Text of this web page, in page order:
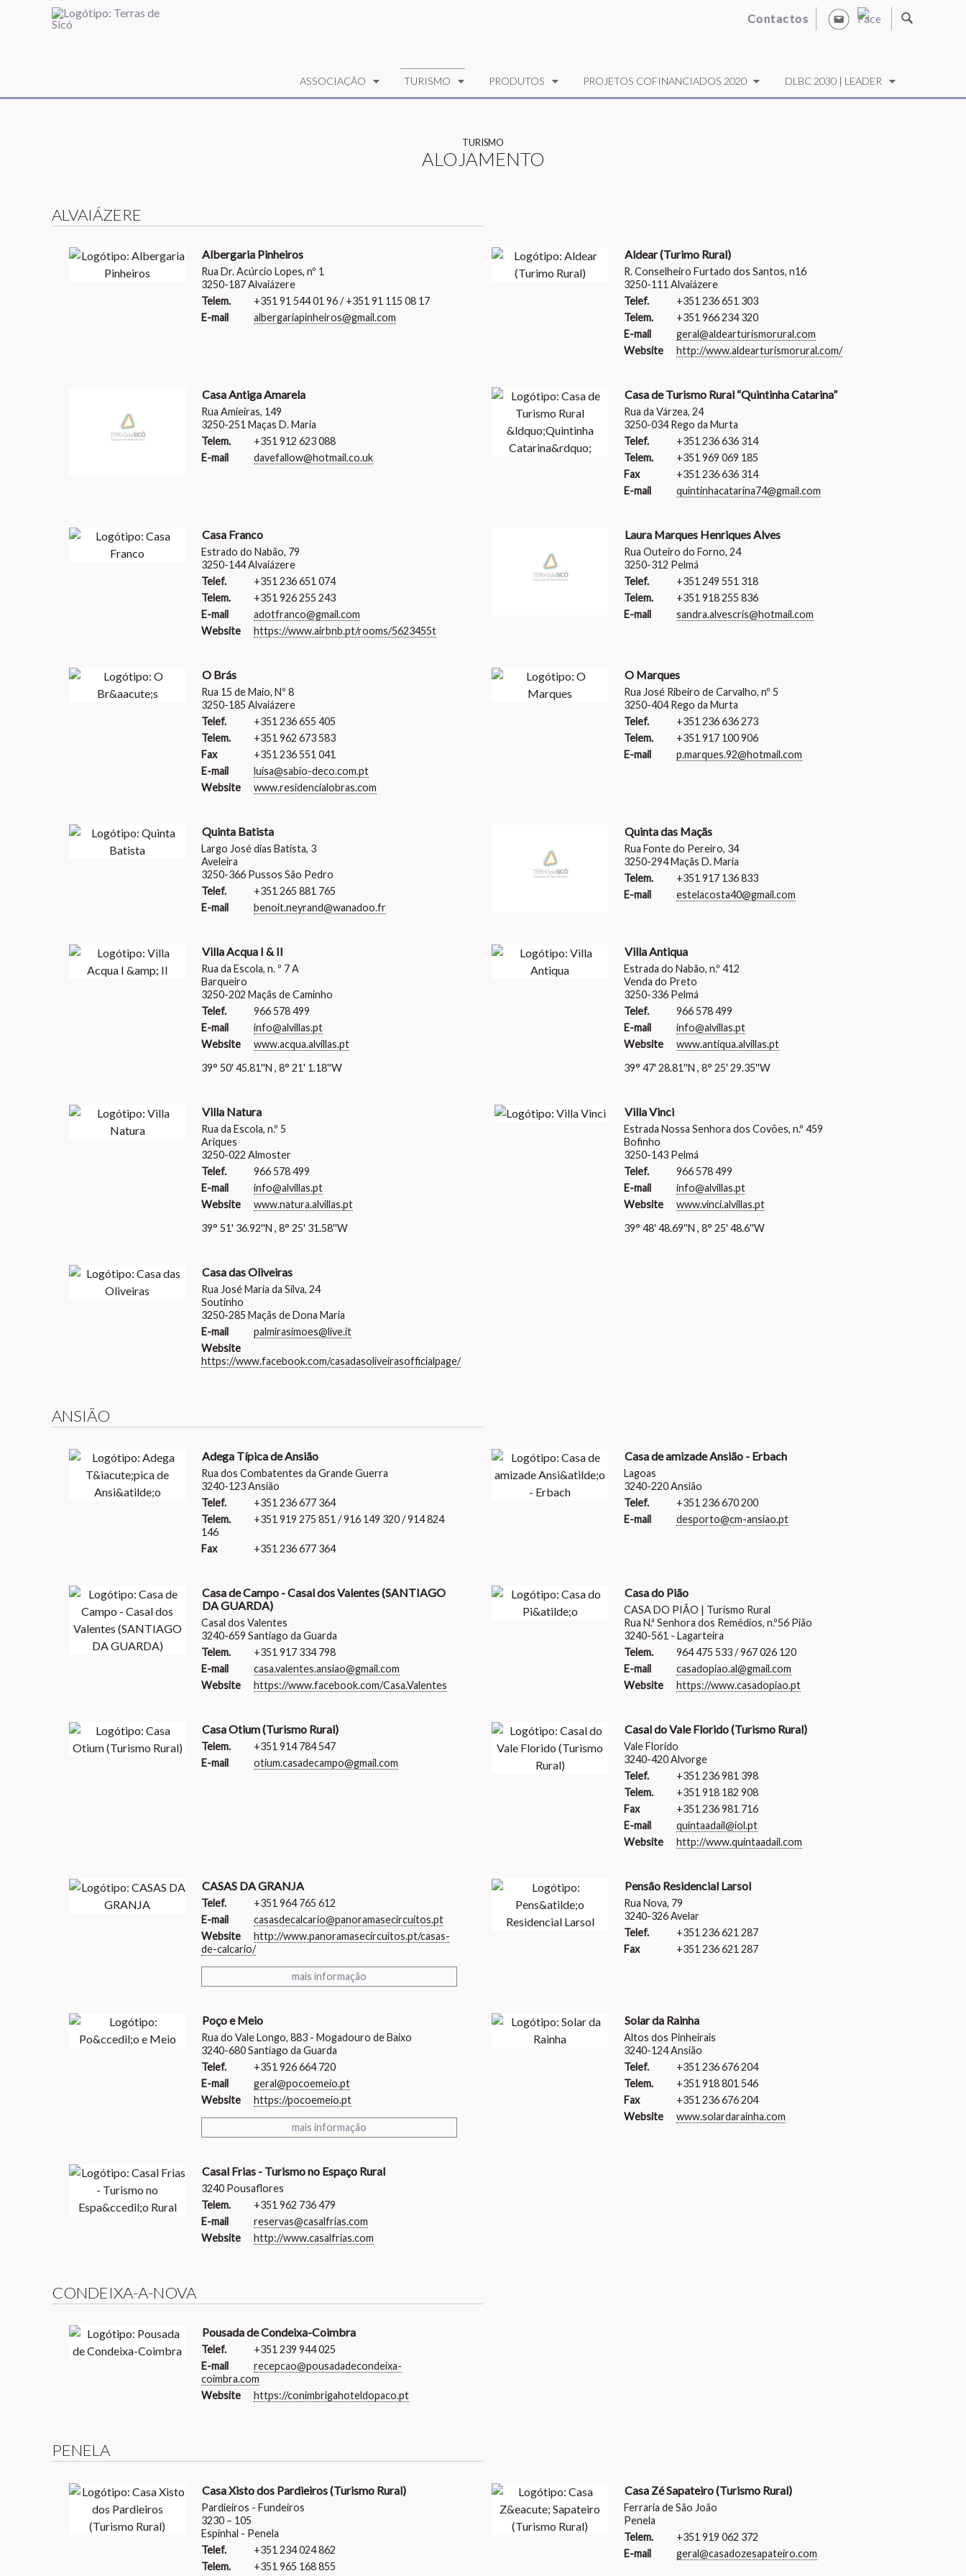
Contactos
ASSOCIAÇÃO TURISMO PRODUTOS PROJETOS COFINANCIADOS 2020 DLBC 2030 | LEADER
TURISMO
ALOJAMENTO
ALVAIÁZERE
Albergaria Pinheiros
Rua Dr. Acúrcio Lopes, nº 1
3250-187 Alvaiázere
Telem.
+351 91 544 01 96 / +351 91 115 08 17
E-mail
albergariapinheiros@gmail.com
Aldear (Turimo Rural)
R. Conselheiro Furtado dos Santos, n16
3250-111 Alvaiázere
Telef.
+351 236 651 303
Telem.
+351 966 234 320
E-mail
geral@aldearturismorural.com
Website
http://www.aldearturismorural.com/
Casa Antiga Amarela
Rua Amieiras, 149
3250-251 Maças D. Maria
Telem.
+351 912 623 088
E-mail
davefallow@hotmail.co.uk
Casa de Turismo Rural “Quintinha Catarina”
Rua da Várzea, 24
3250-034 Rego da Murta
Telef.
+351 236 636 314
Telem.
+351 969 069 185
Fax
+351 236 636 314
E-mail
quintinhacatarina74@gmail.com
Casa Franco
Estrado do Nabão, 79
3250-144 Alvaiázere
Telef.
+351 236 651 074
Telem.
+351 926 255 243
E-mail
adotfranco@gmail.com
Website
https://www.airbnb.pt/rooms/5623455t
Laura Marques Henriques Alves
Rua Outeiro do Forno, 24
3250-312 Pelmá
Telef.
+351 249 551 318
Telem.
+351 918 255 836
E-mail
sandra.alvescris@hotmail.com
O Brás
Rua 15 de Maio, Nº 8
3250-185 Alvaiázere
Telef.
+351 236 655 405
Telem.
+351 962 673 583
Fax
+351 236 551 041
E-mail
luisa@sabio-deco.com.pt
Website
www.residencialobras.com
O Marques
Rua José Ribeiro de Carvalho, nº 5
3250-404 Rego da Murta
Telef.
+351 236 636 273
Telem.
+351 917 100 906
E-mail
p.marques.92@hotmail.com
Quinta Batista
Largo José dias Batista, 3
Aveleira
3250-366 Pussos São Pedro
Telef.
+351 265 881 765
E-mail
benoit.neyrand@wanadoo.fr
Quinta das Maçãs
Rua Fonte do Pereiro, 34
3250-294 Maçãs D. Maria
Telem.
+351 917 136 833
E-mail
estelacosta40@gmail.com
Villa Acqua I & II
Rua da Escola, n. º 7 A
Barqueiro
3250-202 Maçãs de Caminho
Telef.
966 578 499
E-mail
info@alvillas.pt
Website
www.acqua.alvillas.pt
39° 50' 45.81''N , 8° 21' 1.18''W
Villa Antiqua
Estrada do Nabão, n.º 412
Venda do Preto
3250-336 Pelmá
Telef.
966 578 499
E-mail
info@alvillas.pt
Website
www.antiqua.alvillas.pt
39° 47' 28.81''N , 8° 25' 29.35''W
Villa Natura
Rua da Escola, n.º 5
Ariques
3250-022 Almoster
Telef.
966 578 499
E-mail
info@alvillas.pt
Website
www.natura.alvillas.pt
39° 51' 36.92''N , 8° 25' 31.58''W
Villa Vinci
Estrada Nossa Senhora dos Covões, n.º 459
Bofinho
3250-143 Pelmá
Telef.
966 578 499
E-mail
info@alvillas.pt
Website
www.vinci.alvillas.pt
39° 48' 48.69''N , 8° 25' 48.6''W
Casa das Oliveiras
Rua José Maria da Silva, 24
Soutinho
3250-285 Maçãs de Dona Maria
E-mail
palmirasimoes@live.it
Website
https://www.facebook.com/casadasoliveirasofficialpage/
ANSIÃO
Adega Típica de Ansião
Rua dos Combatentes da Grande Guerra
3240-123 Ansião
Telef.
+351 236 677 364
Telem.
+351 919 275 851 / 916 149 320 / 914 824
146
Fax
+351 236 677 364
Casa de amizade Ansião - Erbach
Lagoas
3240-220 Ansião
Telef.
+351 236 670 200
E-mail
desporto@cm-ansiao.pt
Casa de Campo - Casal dos Valentes (SANTIAGO
DA GUARDA)
Casal dos Valentes
3240-659 Santiago da Guarda
Telem.
+351 917 334 798
E-mail
casa.valentes.ansiao@gmail.com
Website
https://www.facebook.com/Casa.Valentes
Casa do Pião
CASA DO PIÃO | Turismo Rural
Rua N.ª Senhora dos Remédios, n.º56 Pião
3240-561 - Lagarteira
Telem.
964 475 533 / 967 026 120
E-mail
casadopiao.al@gmail.com
Website
https://www.casadopiao.pt
Casa Otium (Turismo Rural)
Telem.
+351 914 784 547
E-mail
otium.casadecampo@gmail.com
Casal do Vale Florido (Turismo Rural)
Vale Florido
3240-420 Alvorge
Telef.
+351 236 981 398
Telem.
+351 918 182 908
Fax
+351 236 981 716
E-mail
quintaadail@iol.pt
Website
http://www.quintaadail.com
CASAS DA GRANJA
Telef.
+351 964 765 612
E-mail
casasdecalcario@panoramasecircuitos.pt
Website
http://www.panoramasecircuitos.pt/casas-
de-calcario/
mais informação
Pensão Residencial Larsol
Rua Nova, 79
3240-326 Avelar
Telef.
+351 236 621 287
Fax
+351 236 621 287
Poço e Meio
Rua do Vale Longo, 883 - Mogadouro de Baixo
3240-680 Santiago da Guarda
Telef.
+351 926 664 720
E-mail
geral@pocoemeio.pt
Website
https://pocoemeio.pt
mais informação
Solar da Rainha
Altos dos Pinheirais
3240-124 Ansião
Telef.
+351 236 676 204
Telem.
+351 918 801 546
Fax
+351 236 676 204
Website
www.solardarainha.com
Casal Frias - Turismo no Espaço Rural
3240 Pousaflores
Telem.
+351 962 736 479
E-mail
reservas@casalfrias.com
Website
http://www.casalfrias.com
CONDEIXA-A-NOVA
Pousada de Condeixa-Coimbra
Telef.
+351 239 944 025
E-mail
recepcao@pousadadecondeixa-
coimbra.com
Website
https://conimbrigahoteldopaco.pt
PENELA
Casa Xisto dos Pardieiros (Turismo Rural)
Pardieiros - Fundeiros
3230 – 105
Espinhal - Penela
Telef.
+351 234 024 862
Telem.
+351 965 168 855
Casa Zé Sapateiro (Turismo Rural)
Ferraria de São João
Penela
Telem.
+351 919 062 372
E-mail
geral@casadozesapateiro.com